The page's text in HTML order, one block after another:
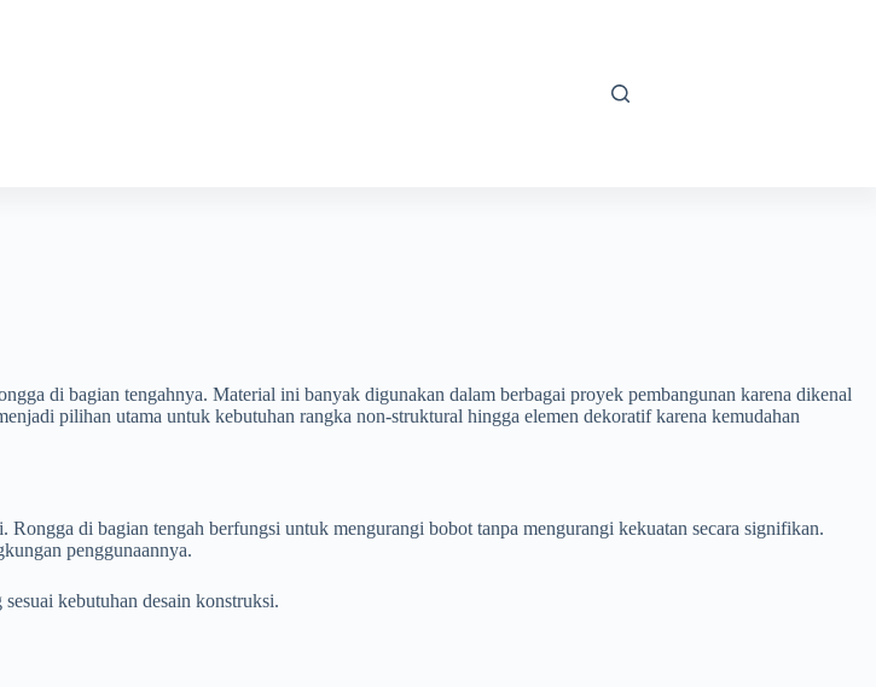
di bagian tengahnya. Material ini banyak digunakan dalam berbagai proyek pembangunan karena dikenal
pilihan utama untuk kebutuhan rangka non-struktural hingga elemen dekoratif karena kemudahan
di bagian tengah berfungsi untuk mengurangi bobot tanpa mengurangi kekuatan secara signifikan.
penggunaannya.
kebutuhan desain konstruksi.